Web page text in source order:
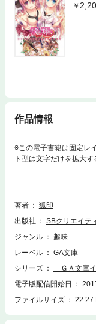
作品情報
※この電子書籍は固定レ
ト型は文字だけを拡大
照、引用などの機能が
籍版からカラーイラス
に、書籍版に未収録の
ストを新たに追加。 他
子カラーイラストを完全
ファン必見の電子版イラ
リフォニカぱれっと」
著者
狐印
出版社
SBクリエイテ
ジャンル
趣味
レーベル
GA文庫
シリーズ
「ＧＡ文庫
電子版配信開始日
ファイルサイズ
22.27